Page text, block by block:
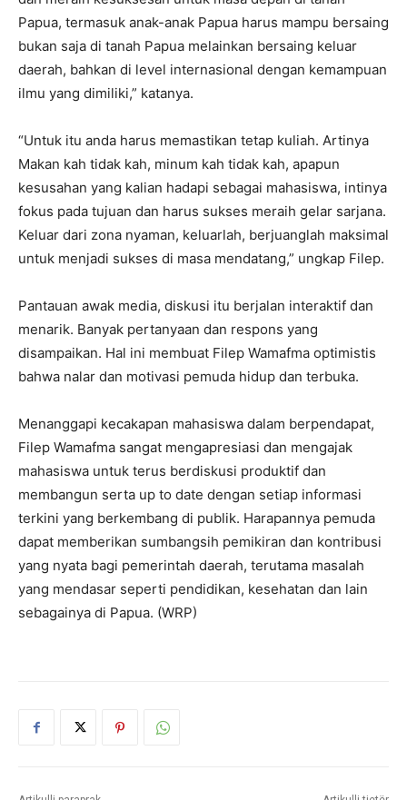
Papua, termasuk anak-anak Papua harus mampu bersaing
bukan saja di tanah Papua melainkan bersaing keluar
daerah, bahkan di level internasional dengan kemampuan
ilmu yang dimiliki,” katanya.
“Untuk itu anda harus memastikan tetap kuliah. Artinya
Makan kah tidak kah, minum kah tidak kah, apapun
kesusahan yang kalian hadapi sebagai mahasiswa, intinya
fokus pada tujuan dan harus sukses meraih gelar sarjana.
Keluar dari zona nyaman, keluarlah, berjuanglah maksimal
untuk menjadi sukses di masa mendatang,” ungkap Filep.
Pantauan awak media, diskusi itu berjalan interaktif dan
menarik. Banyak pertanyaan dan respons yang
disampaikan. Hal ini membuat Filep Wamafma optimistis
bahwa nalar dan motivasi pemuda hidup dan terbuka.
Menanggapi kecakapan mahasiswa dalam berpendapat,
Filep Wamafma sangat mengapresiasi dan mengajak
mahasiswa untuk terus berdiskusi produktif dan
membangun serta up to date dengan setiap informasi
terkini yang berkembang di publik. Harapannya pemuda
dapat memberikan sumbangsih pemikiran dan kontribusi
yang nyata bagi pemerintah daerah, terutama masalah
yang mendasar seperti pendidikan, kesehatan dan lain
sebagainya di Papua. (WRP)